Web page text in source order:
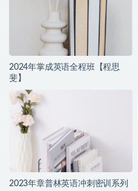
2024年掌成英语全程班【程思
斐】
2023年章普林英语冲刺密训系列